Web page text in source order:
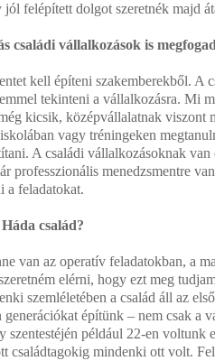
jól felépített dolgot szeretnék majd
családi vállalkozások is
kell építeni szakemberekből. A
tekinteni a vállalkozásra. Mi
kicsik, középvállalatnak viszont
vagy tréningeken
A családi vállalkozásoknak
professzionális menedzsmentre
a feladatokat.
család?
van az operatív feladatokban, a
elérni, hogy ezt meg
szemléletében a család áll az
építünk – nem csak a
szentestéjén például 22-en voltunk
családtagokig mindenki ott volt.